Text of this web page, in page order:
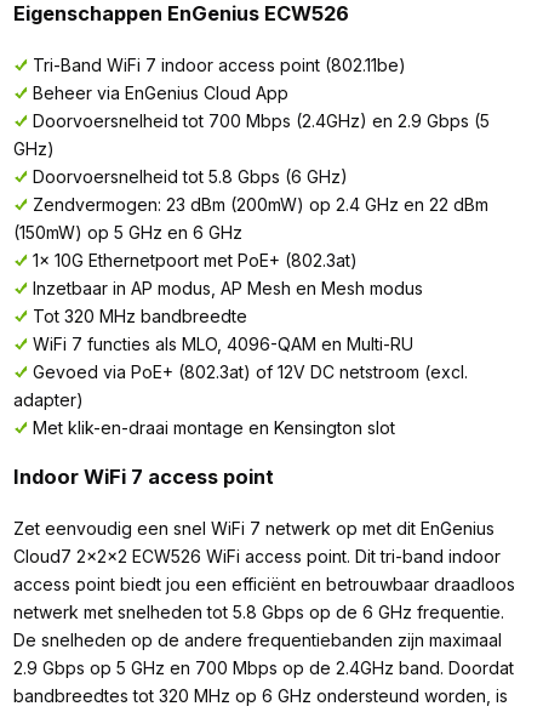
Eigenschappen EnGenius ECW526
Tri-Band WiFi 7 indoor access point (802.11be)
Beheer via EnGenius Cloud App
Doorvoersnelheid tot 700 Mbps (2.4GHz) en 2.9 Gbps (5
GHz)
Doorvoersnelheid tot 5.8 Gbps (6 GHz)
Zendvermogen: 23 dBm (200mW) op 2.4 GHz en 22 dBm
(150mW) op 5 GHz en 6 GHz
1x 10G Ethernetpoort met PoE+ (802.3at)
Inzetbaar in AP modus, AP Mesh en Mesh modus
Tot 320 MHz bandbreedte
WiFi 7 functies als MLO, 4096-QAM en Multi-RU
Gevoed via PoE+ (802.3at) of 12V DC netstroom (excl.
adapter)
Met klik-en-draai montage en Kensington slot
Indoor WiFi 7 access point
Zet eenvoudig een snel WiFi 7 netwerk op met dit EnGenius
Cloud7 2x2x2 ECW526 WiFi access point. Dit tri-band indoor
access point biedt jou een efficiënt en betrouwbaar draadloos
netwerk met snelheden tot 5.8 Gbps op de 6 GHz frequentie.
De snelheden op de andere frequentiebanden zijn maximaal
2.9 Gbps op 5 GHz en 700 Mbps op de 2.4GHz band. Doordat
bandbreedtes tot 320 MHz op 6 GHz ondersteund worden, is